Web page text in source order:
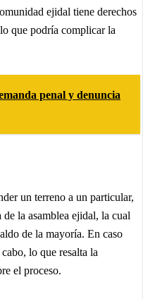
ejidal tiene derechos
que podría complicar la
penal y denuncia
un terreno a un particular,
de la asamblea ejidal, la cual
de la mayoría. En caso
lo que resalta la
el proceso.